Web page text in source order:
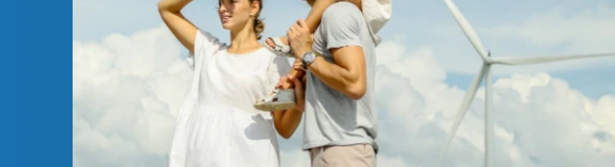
Hab & Gut Kundenbetreuung und -gewinnung
Fondsinformationen der Bayerischen
Partnerportale